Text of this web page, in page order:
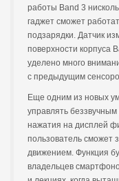
работы Band 3
гаджет сможет
подзарядки. Датчик
поверхности корпуса
уделено много
с предыдущим
Еще одним из новых
управлять
нажатия на дисплей
пользователь сможет
движением. Функция
владельцев